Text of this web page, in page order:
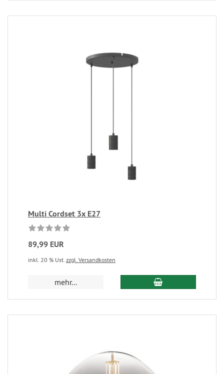
Multi Cordset 3x E27
89,99 EUR
inkl. 20 % Ust. zzgl. Versandkosten
mehr...